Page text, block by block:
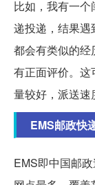
比如，我有一
递投递，结果
都会有类似的
有正面评价。
量较好，派送速
EMS邮政快
EMS即中国邮